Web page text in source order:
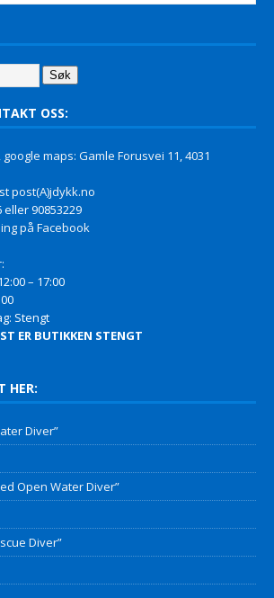
Søk
OSS:
maps: Gamle Forusvei 11, 4031
post(A)jdykk.no
eller 90853229
på Facebook
– 17:00
Stengt
ER BUTIKKEN STENGT
HER:
Diver”
Open Water Diver”
Diver”